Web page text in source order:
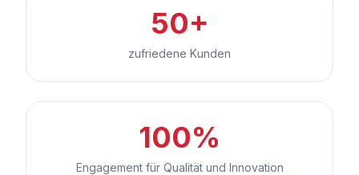
50+
zufriedene Kunden
100%
Engagement für Qualität und Innovation